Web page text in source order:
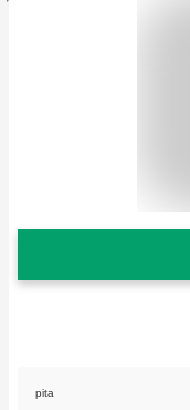
pita